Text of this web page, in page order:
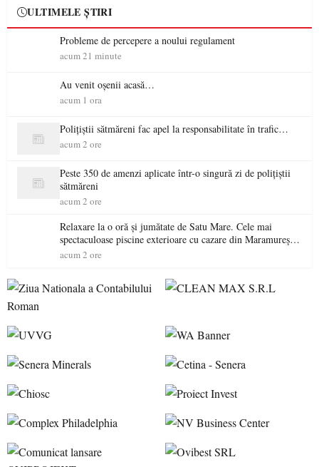
ULTIMELE ȘTIRI
Probleme de percepere a noului regulament
acum 21 minute
Au venit oșenii acasă…
acum 1 ora
Polițiștii sătmăreni fac apel la responsabilitate în trafic…
acum 2 ore
Peste 350 de amenzi aplicate într-o singură zi de polițiștii
sătmăreni
acum 2 ore
Relaxare la o oră și jumătate de Satu Mare. Cele mai
spectaculoase piscine exterioare cu cazare din Maramureș,
ideale pentru o escapadă de vară
acum 2 ore